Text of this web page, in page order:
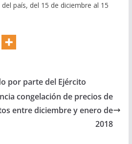
país, del 15 de diciembre al 15
por parte del Ejército
congelación de precios de
entre diciembre y enero de
2018